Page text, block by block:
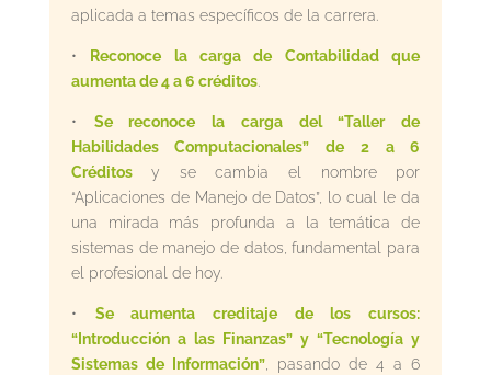
aplicada a temas específicos de la carrera.
•
Reconoce la carga de Contabilidad que
aumenta de 4 a 6 créditos.
• Se reconoce la carga del “Taller de
Habilidades Computacionales” de 2 a 6
Créditosy se cambia el nombre por
“Aplicaciones de Manejo de Datos”, lo cual le da
una mirada más profunda a la temática de
sistemas de manejo de datos, fundamental para
el profesional de hoy.
•
Se aumenta creditaje de los cursos:
“Introducción a las Finanzas” y “Tecnología y
Sistemas de Información”, pasando de 4 a 6